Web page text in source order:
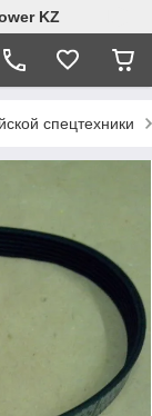
KZ
спецтехники